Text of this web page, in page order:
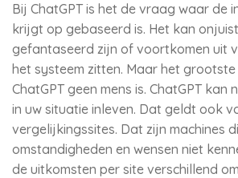
Bij ChatGPT is het de vraag waar de
krijgt op gebaseerd is. Het kan
gefantaseerd zijn of voortkomen uit
het systeem zitten. Maar het
ChatGPT geen mens is. ChatGPT kan
in uw situatie inleven. Dat geldt ook
vergelijkingssites. Dat zijn machines
omstandigheden en wensen niet
de uitkomsten per site verschillend